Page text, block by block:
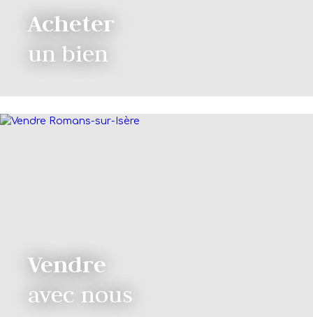
Acheter
un bien
Vendre
avec nous